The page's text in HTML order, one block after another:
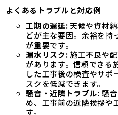
よくあるトラブルと対応例
工期の遅延:天候や資材
どが主な要因。余裕を持
が重要です。
漏水リスク:施工不良や
があります。信頼できる
した工事後の検査やサポ
スクを低減できます。
騒音・近隣トラブル: 騒
め、工事前の近隣挨拶や
す。